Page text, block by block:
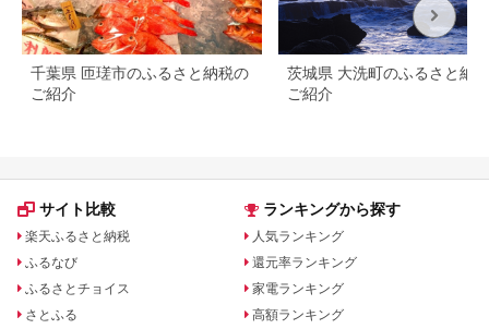
千葉県 匝瑳市のふるさと納税の
ご紹介
茨城県 大洗町のふるさと納
ご紹介
サイト比較
楽天ふるさと納税
ふるなび
ふるさとチョイス
さとふる
ランキングから探す
人気ランキング
還元率ランキング
家電ランキング
高額ランキング